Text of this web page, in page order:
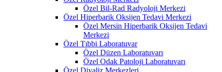
Özel Bil-Rad Radyoloji Merkezi
Özel Hiperbarik Oksijen Tedavi Merkezi
Özel Mersin Hiperbarik Oksijen Tedavi
Merkezi
Özel Tıbbi Laboratuvar
Özel Düzen Laboratuvarı
Özel Odak Patoloji Laboratuvarı
Özel Diyaliz Merkezleri